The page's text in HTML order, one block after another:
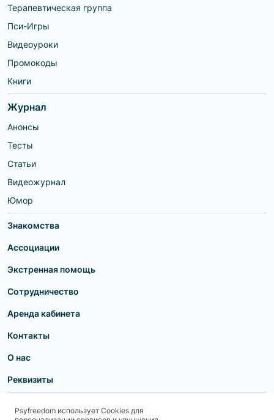
Терапевтическая группа
Пси-Игры
Видеоуроки
Промокоды
Книги
Журнал
Анонсы
Тесты
Статьи
Видеожурнал
Юмор
Знакомства
Ассоциации
Экстренная помощь
Сотрудничество
Аренда кабинета
Контакты
О нас
Реквизиты
Пользовательское соглашениеПолитика конфиденциальности
Договор-оферта для партнеров и образовательных учреждений
Psyfreedom использует Cookies для